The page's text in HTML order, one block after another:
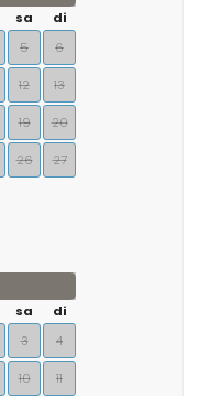
sa
di
5 6
12 13
19 20
26 27
sa
di
3 4
10 11